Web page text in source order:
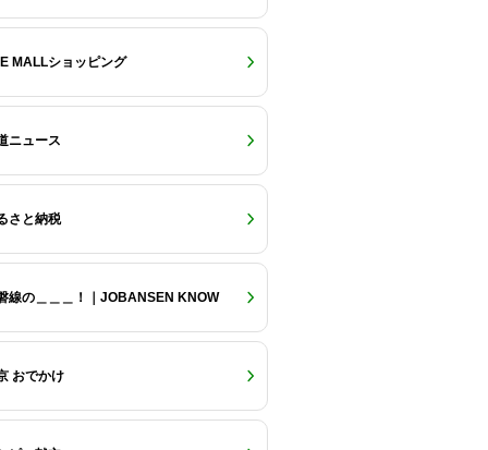
MALLショッピング
ニュース
さと納税
線の＿＿＿！｜JOBANSEN KNOW
おでかけ